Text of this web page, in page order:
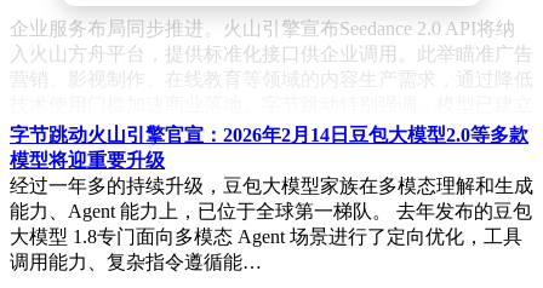
企业服务布局同步推进。火山引擎宣布Seedance 2.0 API将纳
入火山方舟平台，提供标准化接口供企业调用。此举瞄准广告
营销、影视制作、在线教育等领域的内容生产需求，通过降低
真人图像使用规范，商业素材生产需获得主体授权，这为AI
生成内容的合规应用树立新标杆。
官方坦言技术仍存改进空间。当前版本在细节稳定性、多人口
型匹配、复杂编辑效果等方面存在不足，计划通过持续优化人
类反馈机制提升输出质量。这种"高调发布+坦诚短板"的策
略，既展现技术自信又管理市场预期，为后续迭代预留空间。
字节跳动火山引擎官宣：2026年2月14日豆包大模型2.0等多款
模型将迎重要升级
经过一年多的持续升级，豆包大模型家族在多模态理解和生成
能力、Agent 能力上，已位于全球第一梯队。 去年发布的豆包
大模型 1.8专门面向多模态 Agent 场景进行了定向优化，工具
调用能力、复杂指令遵循能…